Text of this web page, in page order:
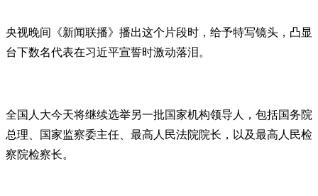
央视晚间《新闻联播》播出这个片段时，给予特写镜头，凸显
台下数名代表在习近平宣誓时激动落泪。
全国人大今天将继续选举另一批国家机构领导人，包括国务院
总理、国家监察委主任、最高人民法院院长，以及最高人民检
察院检察长。